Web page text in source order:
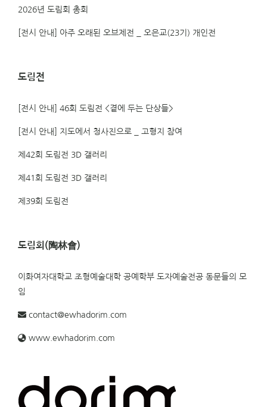
2026년 도림회 총회
[전시 안내] 아주 오래된 오브제전 _ 오은교(23기) 개인전
도림전
[전시 안내] 46회 도림전 <곁에 두는 단상들>
[전시 안내] 지도에서 청사진으로 _ 고형지 참여
제42회 도림전 3D 갤러리
제41회 도림전 3D 갤러리
제39회 도림전
도림회(陶林會)
이화여자대학교 조형예술대학 공예학부 도자예술전공 동문들의 모
임
contact@ewhadorim.com
www.ewhadorim.com